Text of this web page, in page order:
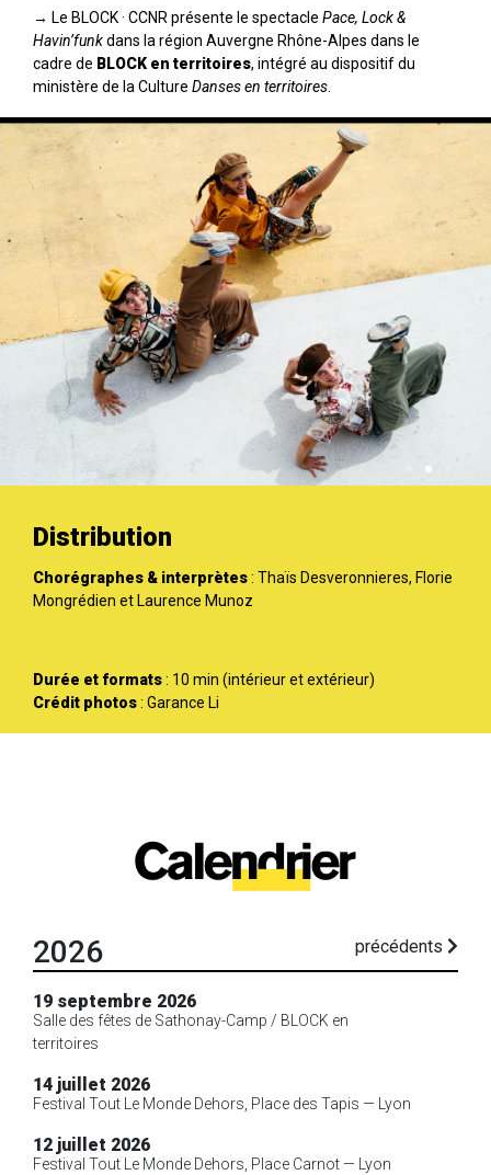
→ Le BLOCK · CCNR présente le spectacle Pace, Lock &
Havin’funkdans la région Auvergne Rhône-Alpes dans le
cadre de BLOCK en territoires, intégré au dispositif du
ministère de la Culture Danses en territoires
Distribution
Chorégraphes & interprètes: Thaïs Desveronnieres, Florie
Mongrédien et Laurence Munoz
Durée et formats: 10 min (intérieur et extérieur)
Crédit photos: Garance Li
précédents
2026
19 septembre 2026
Salle des fêtes de Sathonay-Camp / BLOCK en
territoires
14 juillet 2026
Festival Tout Le Monde Dehors, Place des Tapis — Lyon
12 juillet 2026
Festival Tout Le Monde Dehors, Place Carnot — Lyon